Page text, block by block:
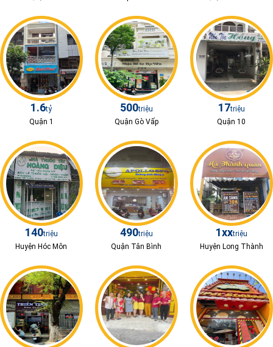
1.6tỷ
Quận 1
500triệu
Quận Gò Vấp
17triệu
Quận 10
140triệu
Huyện Hóc Môn
490triệu
Quận Tân Bình
1xxtriệu
Huyện Long Thành